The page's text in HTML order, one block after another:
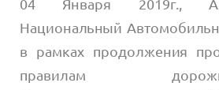
04 Января 2019г.,
Национальный
в рамках продолжения
правилам дорожно-